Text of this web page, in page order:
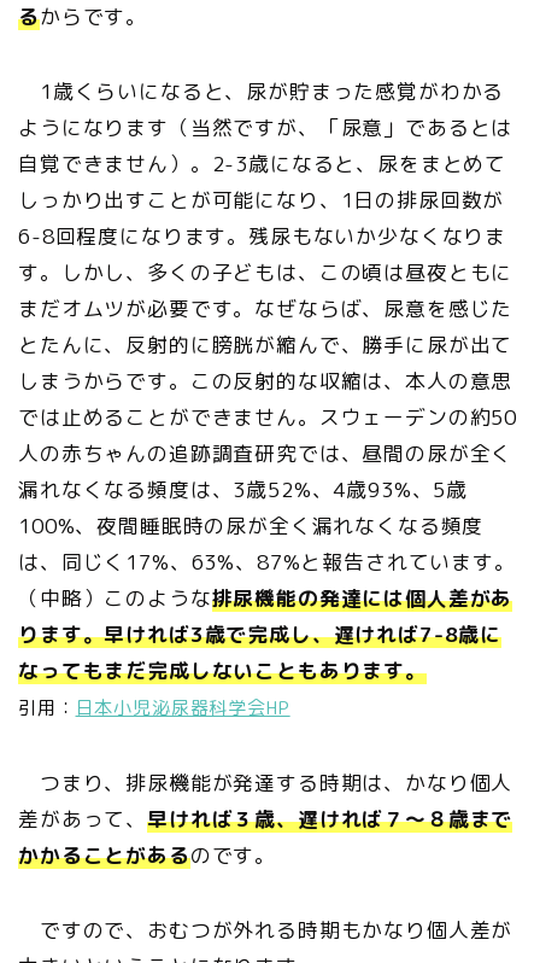
るからです。
1歳くらいになると、尿が貯まった感覚がわかる
ようになります（当然ですが、「尿意」であるとは
自覚できません）。2-3歳になると、尿をまとめて
しっかり出すことが可能になり、1日の排尿回数が
6-8回程度になります。残尿もないか少なくなりま
す。しかし、多くの子どもは、この頃は昼夜ともに
まだオムツが必要です。なぜならば、尿意を感じた
とたんに、反射的に膀胱が縮んで、勝手に尿が出て
しまうからです。この反射的な収縮は、本人の意思
では止めることができません。スウェーデンの約50
人の赤ちゃんの追跡調査研究では、昼間の尿が全く
漏れなくなる頻度は、3歳52%、4歳93%、5歳
100%、夜間睡眠時の尿が全く漏れなくなる頻度
は、同じく17%、63%、87%と報告されています。
（中略）このような排尿機能の発達には個人差があ
ります。早ければ3歳で完成し、遅ければ7-8歳に
なってもまだ完成しないこともあります。
引用： 日本小児泌尿器科学会HP
つまり、排尿機能が発達する時期は、かなり個人
差があって、早ければ３歳、遅ければ７～８歳まで
かかることがあるのです。
ですので、おむつが外れる時期もかなり個人差が